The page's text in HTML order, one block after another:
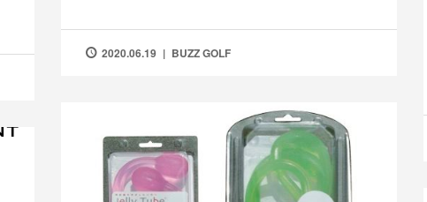
2020.06.19 BUZZ GOLF